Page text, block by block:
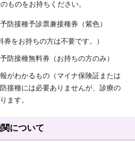
ものをお持ちください。
防接種予診票兼接種券（紫色）
をお持ちの方は不要です。）
防接種無料券（お持ちの方のみ）
がわかるもの（マイナ保険証または
接種には必要ありませんが、診療の
ます。
について